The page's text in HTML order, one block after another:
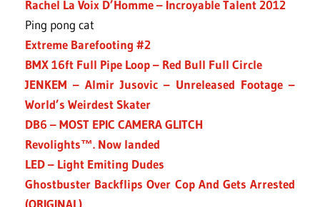
Rachel La Voix D’Homme – Incroyable Talent 2012
Ping pong cat
Extreme Barefooting #2
BMX 16ft Full Pipe Loop – Red Bull Full Circle
JENKEM – Almir Jusovic – Unreleased Footage –
World’s Weirdest Skater
DB6 – MOST EPIC CAMERA GLITCH
Revolights™. Now landed
LED – Light Emiting Dudes
Ghostbuster Backflips Over Cop And Gets Arrested
(ORIGINAL)